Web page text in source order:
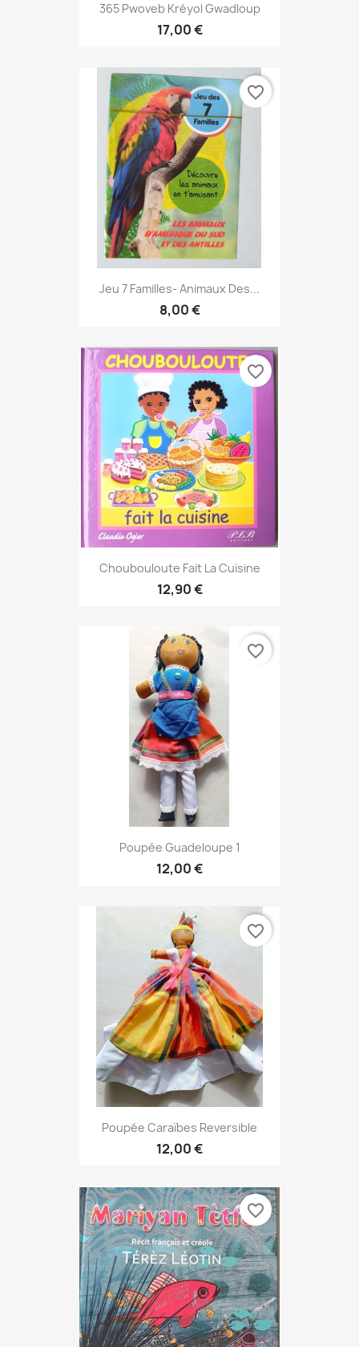
365 Pwoveb Kréyol Gwadloup
17,00 €
Jeu 7 Familles- Animaux Des...
8,00 €
favorite_border
Choubouloute Fait La Cuisine
12,90 €
favorite_border
Poupée Guadeloupe 1
12,00 €
favorite_border
Poupée Caraïbes Reversible
12,00 €
favorite_border
favorite_border